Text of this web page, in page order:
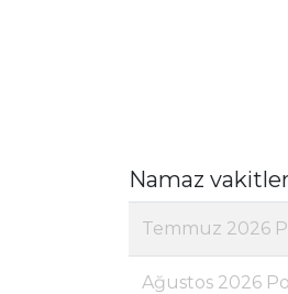
Namaz
Temmuz 2026
Ağustos 2026